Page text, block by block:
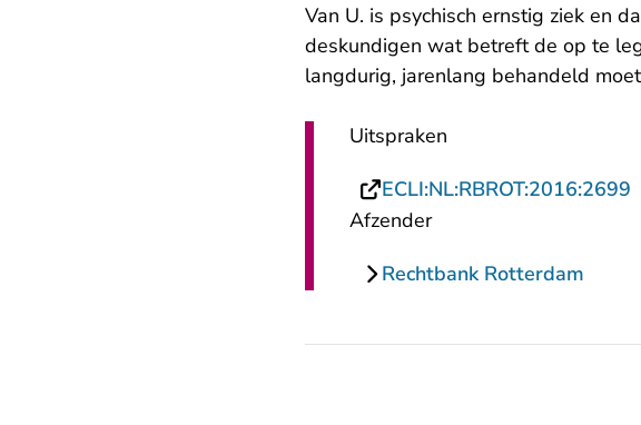
Van U. is psychisch ernstig ziek en
deskundigen wat betreft de op te
langdurig, jarenlang behandeld
Uitspraken
ECLI:NL:RBROT:2016:2699
Afzender
Rechtbank Rotterdam